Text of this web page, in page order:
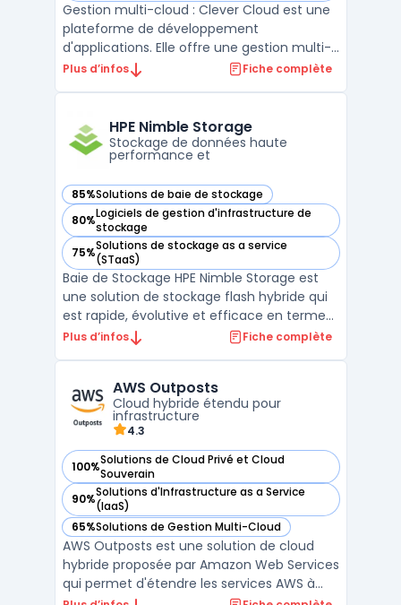
Gestion multi-cloud : Clever Cloud est une
plateforme de développement
d'applications. Elle offre une gestion multi-
cloud automatique pour les infrastructures
Clever Cloud, les développeurs peuvent
facilement déployer leurs ap ...
Plus d’infos Fiche complète
HPE Nimble Storage
Stockage de données haute
performance et
85%Solutions de baie de stockage
— voir HPE Nimble Storage dans cette catégorie
80%Logiciels de gestion d'infrastructure de
stockage
— voir HPE Nimble Storage dans cette catégorie
75%Solutions de stockage as a service
(STaaS)
— voir HPE Nimble Storage dans cette catégorie
Baie de Stockage HPE Nimble Storage est
une solution de stockage flash hybride qui
est rapide, évolutive et efficace en termes
de coûts. Avec sa faible consommation
Nimble Storage peut être déployée pour la
sauvegarde, la réc ...
Plus d’infos Fiche complète
AWS Outposts
Cloud hybride étendu pour
infrastructure
4.3
100%Solutions de Cloud Privé et Cloud
Souverain
— voir AWS Outposts dans cette catégorie
90%Solutions d'Infrastructure as a Service
(IaaS)
— voir AWS Outposts dans cette catégorie
65%Solutions de Gestion Multi-Cloud
— voir AWS Outposts dans cette catégorie
AWS Outposts est une solution de cloud
hybride proposée par Amazon Web Services
qui permet d'étendre les services AWS à